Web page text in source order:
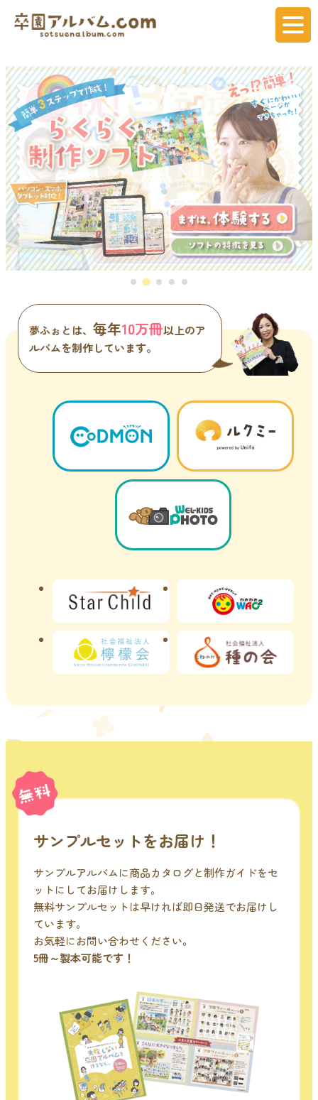
夢ふぉとは、毎年10万冊以上のア
ルバムを制作しています。
サンプルセットをお届け！
サンプルアルバムに商品カタログと制作ガイドをセ
ットにしてお届けします。
無料サンプルセットは早ければ即日発送でお届けし
ています。
お気軽にお問い合わせください。
5冊～製本可能です！